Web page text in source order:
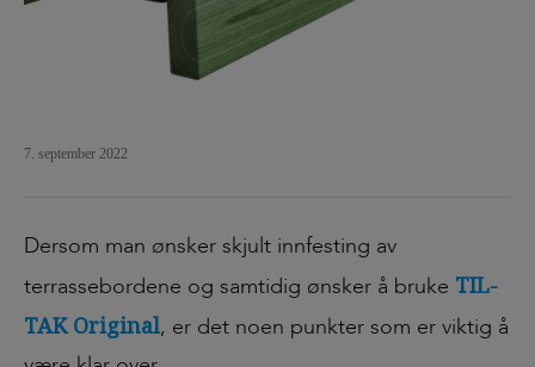
7. september 2022
Dersom man ønsker skjult innfesting av
terrassebordene og samtidig ønsker å bruke TIL-
TAK Original, er det noen punkter som er viktig å